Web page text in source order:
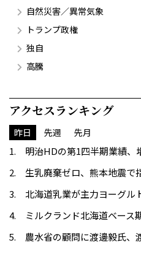
自然災害／異常気象
トランプ政権
独自
高騰
アクセスランキング
昨日 先週 先月
明治HDの第1四半期業績、
生乳廃棄ゼロ、熊本地震で
北海道乳業が主力ヨーグル
ミルクランド北海道ベース
農水省の顧問に渡邊毅氏、